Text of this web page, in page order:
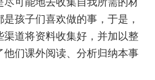
可能地去收集自我所需的材
孩子们喜欢做的事，于是，
道将资料收集好，并加以整
们课外阅读、分析归纳本事